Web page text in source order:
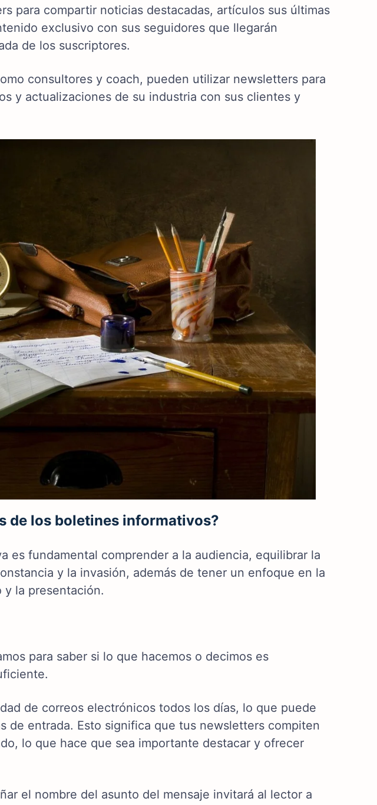
para compartir noticias destacadas, artículos sus últimas
exclusivo con sus seguidores que llegarán
de los suscriptores.
consultores y coach, pueden utilizar newsletters para
y actualizaciones de su industria con sus clientes y
de los boletines informativos?
es fundamental comprender a la audiencia, equilibrar la
y la invasión, además de tener un enfoque en la
la presentación.
para saber si lo que hacemos o decimos es
de correos electrónicos todos los días, lo que puede
de entrada. Esto significa que tus newsletters compiten
lo que hace que sea importante destacar y ofrecer
el nombre del asunto del mensaje invitará al lector a